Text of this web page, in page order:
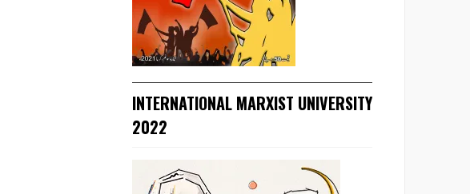
INTERNATIONAL MARXIST UNIVERSITY
2022